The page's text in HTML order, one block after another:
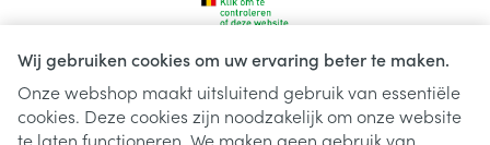
Wij gebruiken cookies om uw ervaring beter te maken.
Onze webshop maakt uitsluitend gebruik van essentiële
cookies. Deze cookies zijn noodzakelijk om onze website
te laten functioneren. We maken geen gebruik van
Juridische links